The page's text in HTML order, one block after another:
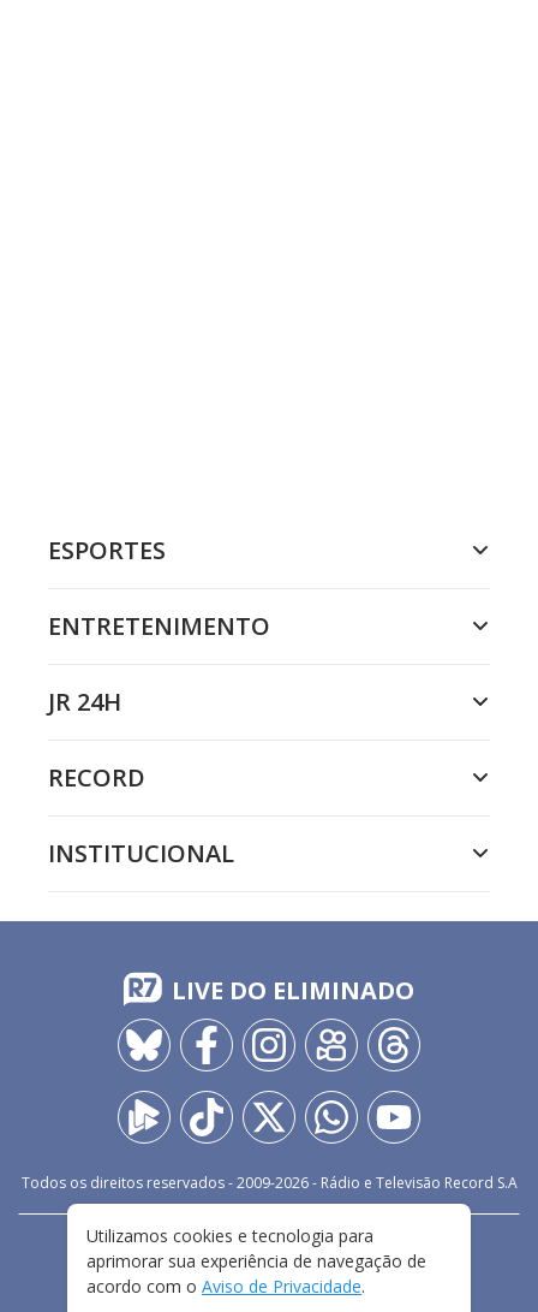
ESPORTES
ENTRETENIMENTO
JR 24H
RECORD
INSTITUCIONAL
LIVE DO ELIMINADO
Todos os direitos reservados - 2009-2026- Rádio e Televisão Record S.A
FALE CONOSCO
PRIVACIDADE
TERMOS E CONDIÇÕES DE USO
Utilizamos cookies e tecnologia para
aprimorar sua experiência de navegação de
acordo com o Aviso de Privacidade.